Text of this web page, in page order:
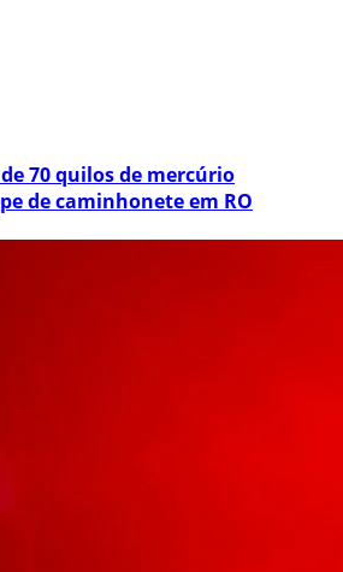
70 quilos de mercúrio
de caminhonete em RO